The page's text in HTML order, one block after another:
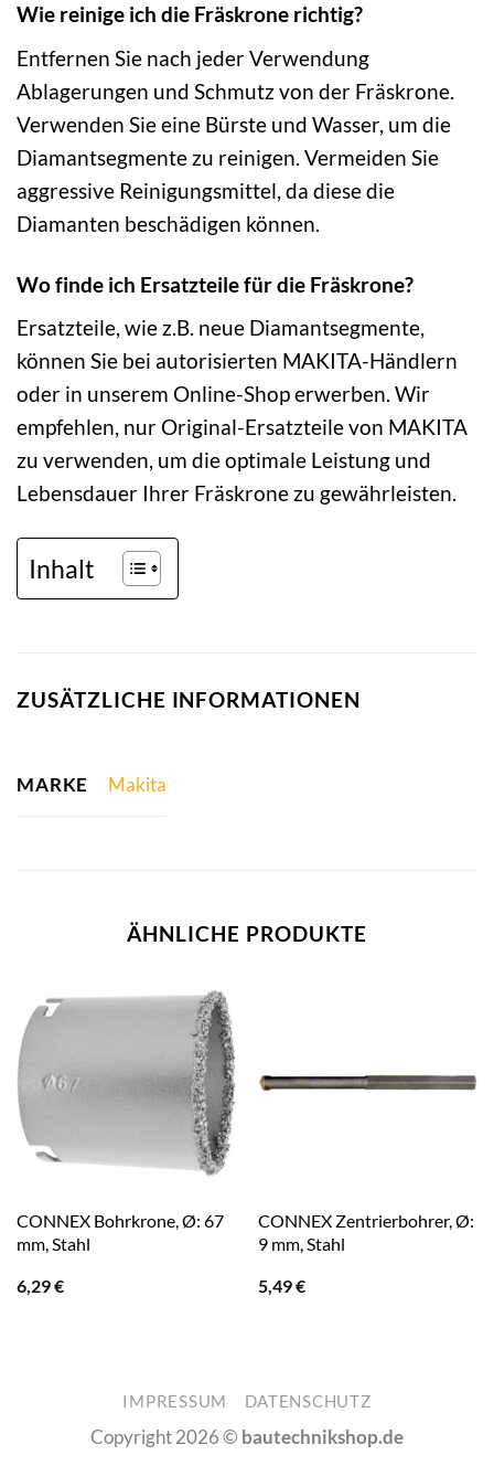
Wie reinige ich die Fräskrone richtig?
Entfernen Sie nach jeder Verwendung
Ablagerungen und Schmutz von der Fräskrone.
Verwenden Sie eine Bürste und Wasser, um die
Diamantsegmente zu reinigen. Vermeiden Sie
aggressive Reinigungsmittel, da diese die
Diamanten beschädigen können.
Wo finde ich Ersatzteile für die Fräskrone?
Ersatzteile, wie z.B. neue Diamantsegmente,
können Sie bei autorisierten MAKITA-Händlern
oder in unserem Online-Shop erwerben. Wir
empfehlen, nur Original-Ersatzteile von MAKITA
zu verwenden, um die optimale Leistung und
Lebensdauer Ihrer Fräskrone zu gewährleisten.
Inhalt
ZUSÄTZLICHE INFORMATIONEN
MARKE Makita
ÄHNLICHE PRODUKTE
CONNEX Bohrkrone, Ø: 67
mm, Stahl
6,29€
CONNEX Zentrierbohrer, Ø:
9 mm, Stahl
5,49€
IMPRESSUM DATENSCHUTZ
Copyright 2026 © bautechnikshop.de